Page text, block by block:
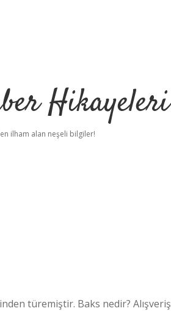
Hikayeleri
ilham alan neşeli bilgiler!
türemiştir. Baks nedir? Alışveriş